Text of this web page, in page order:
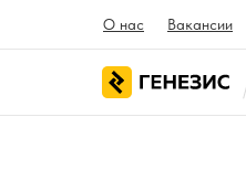
О нас Вакансии